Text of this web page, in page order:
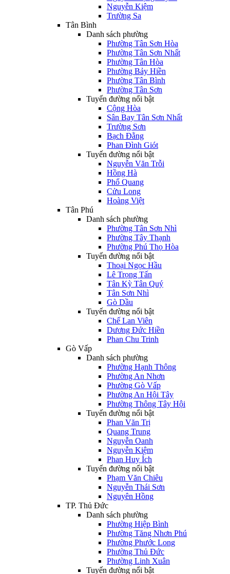
Nguyễn Kiệm
Trường Sa
Tân Bình
Danh sách phường
Phường Tân Sơn Hòa
Phường Tân Sơn Nhất
Phường Tân Hòa
Phường Bảy Hiền
Phường Tân Bình
Phường Tân Sơn
Tuyến đường nổi bật
Cộng Hòa
Sân Bay Tân Sơn Nhất
Trường Sơn
Bạch Đằng
Phan Đình Giót
Tuyến đường nổi bật
Nguyễn Văn Trỗi
Hồng Hà
Phổ Quang
Cửu Long
Hoàng Việt
Tân Phú
Danh sách phường
Phường Tân Sơn Nhì
Phường Tây Thạnh
Phường Phú Thọ Hòa
Tuyến đường nổi bật
Thoại Ngọc Hầu
Lê Trọng Tấn
Tân Kỳ Tân Quý
Tân Sơn Nhì
Gò Dầu
Tuyến đường nổi bật
Chế Lan Viên
Dương Đức Hiền
Phan Chu Trinh
Gò Vấp
Danh sách phường
Phường Hạnh Thông
Phường An Nhơn
Phường Gò Vấp
Phường An Hội Tây
Phường Thông Tây Hội
Tuyến đường nổi bật
Phan Văn Trị
Quang Trung
Nguyễn Oanh
Nguyễn Kiệm
Phan Huy Ích
Tuyến đường nổi bật
Phạm Văn Chiêu
Nguyễn Thái Sơn
Nguyên Hồng
TP. Thủ Đức
Danh sách phường
Phường Hiệp Bình
Phường Tăng Nhơn Phú
Phường Phước Long
Phường Thủ Đức
Phường Linh Xuân
Tuyến đường nổi bật